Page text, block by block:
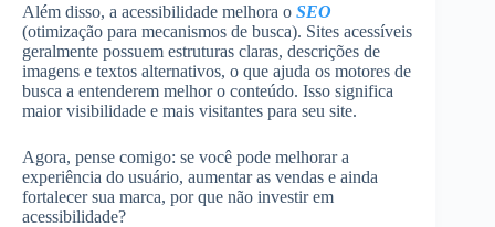
Além disso, a acessibilidade melhora o SEO
(otimização para mecanismos de busca). Sites acessíveis
geralmente possuem estruturas claras, descrições de
imagens e textos alternativos, o que ajuda os motores de
busca a entenderem melhor o conteúdo. Isso significa
maior visibilidade e mais visitantes para seu site.
Agora, pense comigo: se você pode melhorar a
experiência do usuário, aumentar as vendas e ainda
fortalecer sua marca, por que não investir em
acessibilidade?